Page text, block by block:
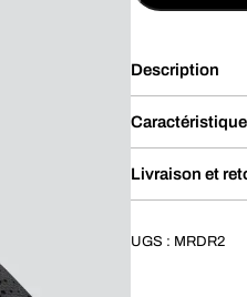
Description
Livraison et
UGS : MRDR2